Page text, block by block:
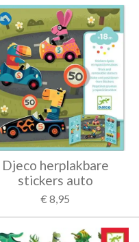
Djeco herplakbare
stickers auto
€ 8,95